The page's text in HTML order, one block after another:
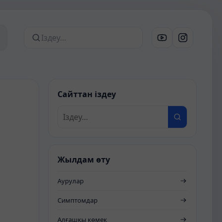
Сайттан іздеу
Сайттан іздеу
Жылдам өту
Аурулар
Симптомдар
Алғашқы көмек